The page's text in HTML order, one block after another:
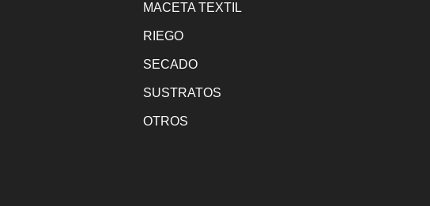
MACETA TEXTIL
RIEGO
SECADO
SUSTRATOS
OTROS